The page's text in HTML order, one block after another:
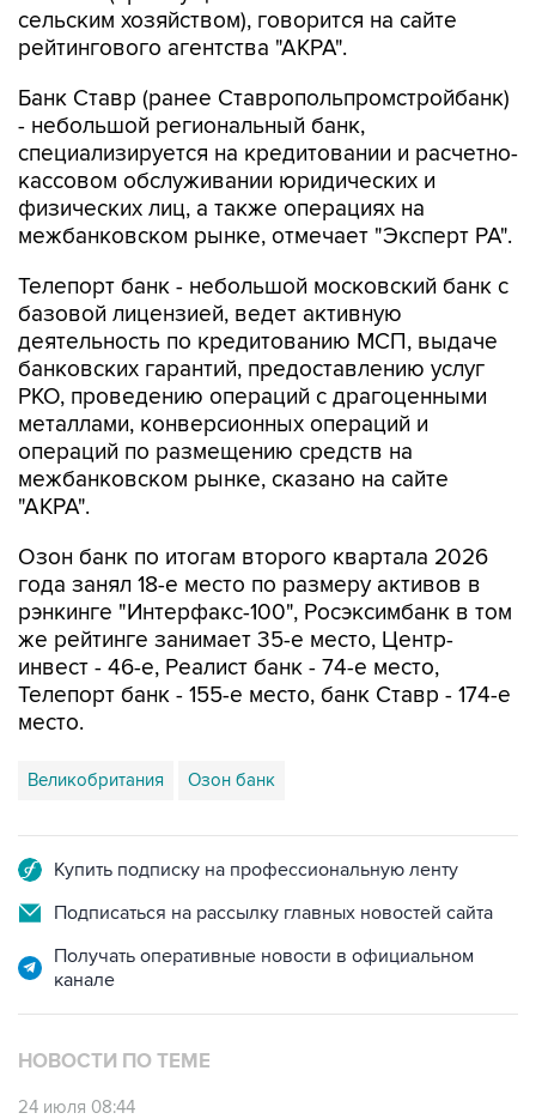
сельским хозяйством), говорится на сайте
рейтингового агентства "АКРА".
Банк Ставр (ранее Ставропольпромстройбанк)
- небольшой региональный банк,
специализируется на кредитовании и расчетно-
кассовом обслуживании юридических и
физических лиц, а также операциях на
межбанковском рынке, отмечает "Эксперт РА".
Телепорт банк - небольшой московский банк с
базовой лицензией, ведет активную
деятельность по кредитованию МСП, выдаче
банковских гарантий, предоставлению услуг
РКО, проведению операций с драгоценными
металлами, конверсионных операций и
операций по размещению средств на
межбанковском рынке, сказано на сайте
"АКРА".
Озон банк по итогам второго квартала 2026
года занял 18-е место по размеру активов в
рэнкинге "Интерфакс-100", Росэксимбанк в том
же рейтинге занимает 35-е место, Центр-
инвест - 46-е, Реалист банк - 74-е место,
Телепорт банк - 155-е место, банк Ставр - 174-е
место.
Великобритания Озон банк
Купить подписку на профессиональную ленту
Подписаться на рассылку главных новостей сайта
Получать оперативные новости в официальном
канале
НОВОСТИ ПО ТЕМЕ
24 июля 08:44